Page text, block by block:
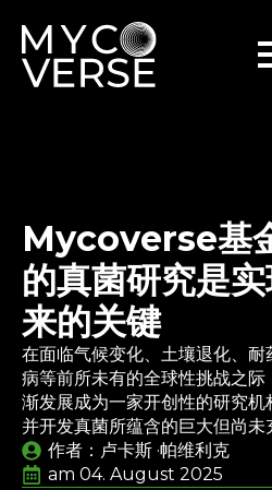
Mycoverse基
的真菌研究是
来的关键
在面临气候变化、土壤退化、
病等前所未有的全球性挑战之
渐发展成为一家开创性的研究
并开发真菌所蕴含的巨大但尚未
作者：卢卡斯 ·帕维利克
am 04. August 2025